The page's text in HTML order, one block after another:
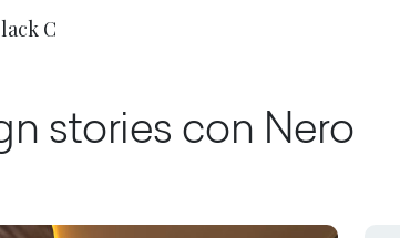
C
stories con Nero